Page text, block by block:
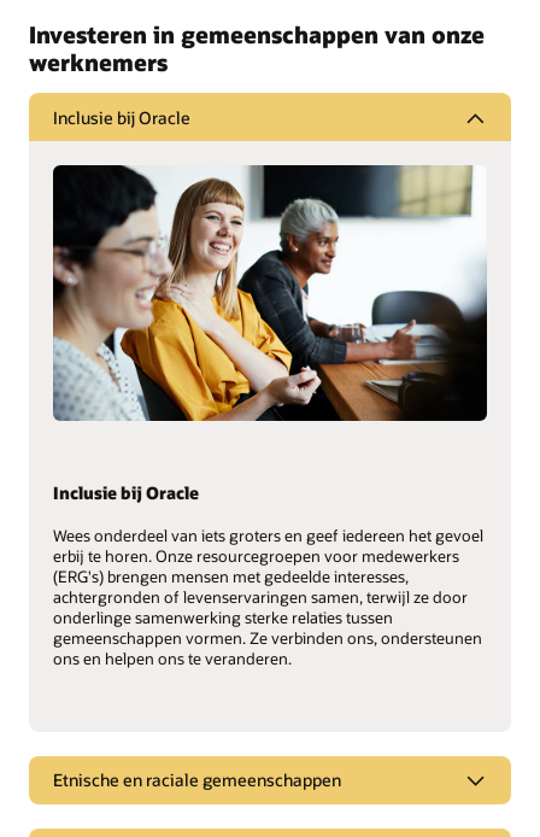
Investeren in gemeenschappen van onze
werknemers
Inclusie bij Oracle
Inclusie bij Oracle
Wees onderdeel van iets groters en geef iedereen het gevoel
erbij te horen. Onze resourcegroepen voor medewerkers
(ERG's) brengen mensen met gedeelde interesses,
achtergronden of levenservaringen samen, terwijl ze door
onderlinge samenwerking sterke relaties tussen
gemeenschappen vormen. Ze verbinden ons, ondersteunen
ons en helpen ons te veranderen.
Etnische en raciale gemeenschappen